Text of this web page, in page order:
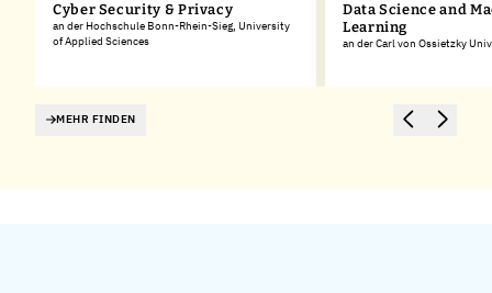
Cyber Security & Privacy
an der Hochschule Bonn-Rhein-Sieg, University
of Applied Sciences
Data Science and
Learning
an der Carl von Ossietzky
MEHR FINDEN